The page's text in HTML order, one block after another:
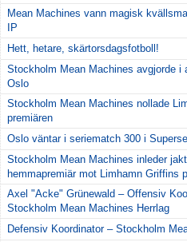
Mean Machines vann magisk
IP
Hett, hetare, skärtorsdagsfotboll!
Stockholm Mean Machines avgjorde i
Oslo
Stockholm Mean Machines nollade
premiären
Oslo väntar i seriematch 300 i
Stockholm Mean Machines inleder
hemmapremiär mot Limhamn Griffins
Axel "Acke" Grünewald – Offensiv
Stockholm Mean Machines Herrlag
Defensiv Koordinator – Stockholm